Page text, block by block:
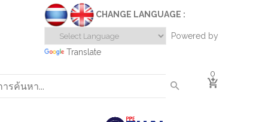
CHANGE LANGUAGE :
Powered by
Translate
0